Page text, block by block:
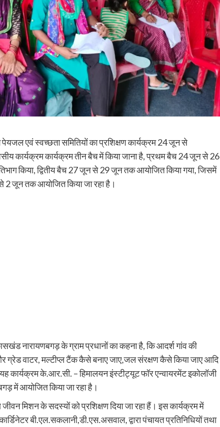
एवं स्वच्छता समितियों का प्रशिक्षण कार्यक्रम 24 जून से
कार्यक्रम कार्यक्रम तीन बैच में किया जाना है, प्रथम बैच 24 जून से 26
किया, द्वितीय बैच 27 जून से 29 जून तक आयोजित किया गया, जिसमें
2 जून तक आयोजित किया जा रहा है।
नारायणबगड़ के ग्राम प्रधानों का कहना है, कि आदर्श गांव की
ग्रेड वाटर, मल्टीप्ल टैंक कैसे बनाए जाए,जल संरक्षण कैसे किया जाए आदि
कार्यक्रम के.आर.सी. – हिमालयन इंस्टीट्यूट फॉर एन्वायरमेंट इकोलॉजी
में आयोजित किया जा रहा है।
मिशन के सदस्यों को प्रशिक्षण दिया जा रहा हैं। इस कार्यक्रम में
बी.एल.सकलानी,डी.एस.असवाल, द्वारा पंचायत प्रतिनिधियों तथा